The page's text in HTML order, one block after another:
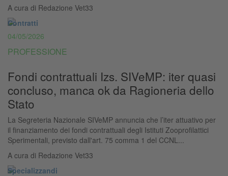
A cura di Redazione Vet33
Contratti
04/05/2026
PROFESSIONE
Fondi contrattuali Izs. SIVeMP: iter quasi
concluso, manca ok da Ragioneria dello
Stato
La Segreteria Nazionale SIVeMP annuncia che l’iter attuativo per
il finanziamento dei fondi contrattuali degli Istituti Zooprofilattici
Sperimentali, previsto dall'art. 75 comma 1 del CCNL...
A cura di Redazione Vet33
Specializzandi